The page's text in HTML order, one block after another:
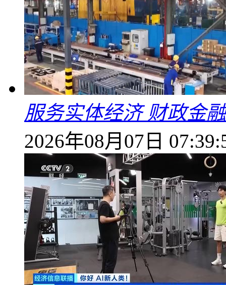
服务实体经济 财政金
2026年08月07日